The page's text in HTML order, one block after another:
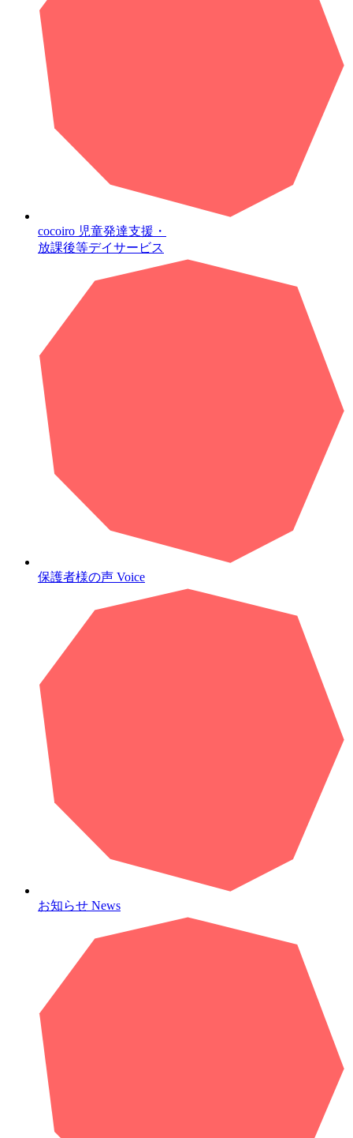
cocoiro 児童発達支援・
放課後等デイサービス
保護者様の声 Voice
お知らせ News